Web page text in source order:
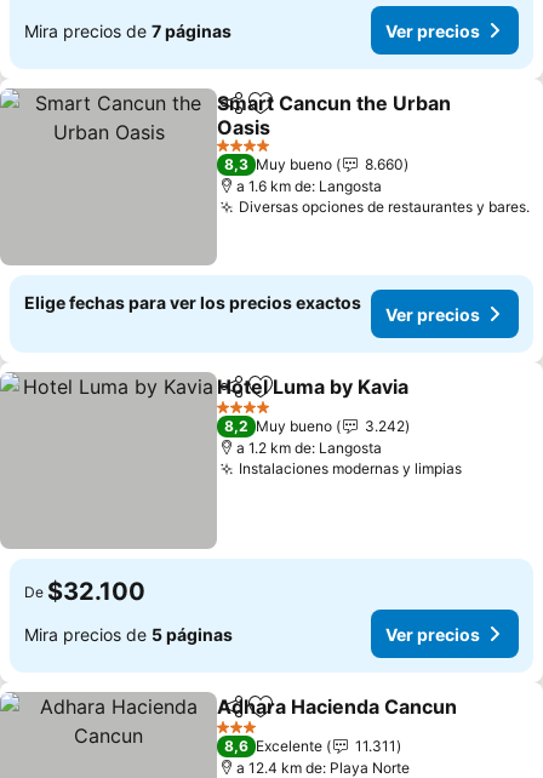
Mira precios de 7 páginas Ver precios
CompartirAgregar a favoritos
Smart Cancun the Urban
Oasis
Ver precios
4 Estrellas
8,3 Muy bueno
8.660
a 1.6 km de: Langosta
Diversas opciones de restaurantes y bares.
Elige fechas para ver los precios exactos
Ver precios
CompartirAgregar a favoritos
Hotel Luma by Kavia
4 Estrellas
8,2 Muy bueno
3.242
a 1.2 km de: Langosta
Instalaciones modernas y limpiasVer
De $32.100
Mira precios de 5 páginas Ver precios
CompartirAgregar a favoritos
Adhara Hacienda Cancun
3 Estrellas
8,6 Excelente
11.311
a 12.4 km de: Playa Norte